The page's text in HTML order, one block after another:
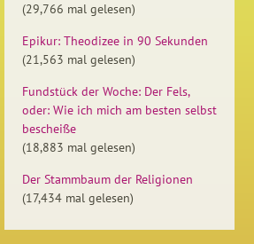
(29,766 mal gelesen)
Epikur: Theodizee in 90 Sekunden
(21,563 mal gelesen)
Fundstück der Woche: Der Fels,
oder: Wie ich mich am besten selbst
bescheiße
(18,883 mal gelesen)
Der Stammbaum der Religionen
(17,434 mal gelesen)